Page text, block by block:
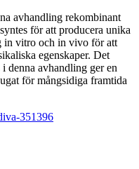
avhandling rekombinant
för att producera unika
in vitro och in vivo för att
egenskaper. Det
denna avhandling ger en
för mångsidiga framtida
351396